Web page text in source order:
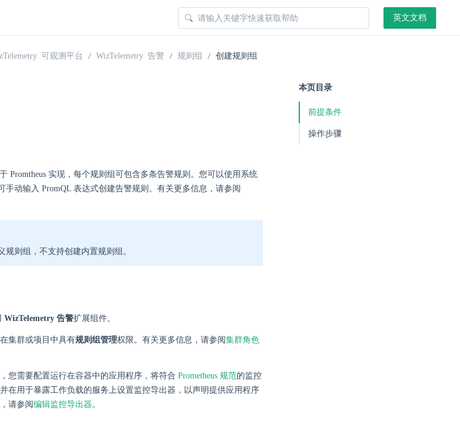
英文文档
可观测平台 WizTelemetry 告警 规则组 创建规则组
Promtheus 实现，每个规则组可包含多条告警规则。您可以使用系统
手动输入 PromQL 表达式创建告警规则。有关更多信息，请参阅
规则组，不支持创建内置规则组。
WizTelemetry 告警扩展组件。
集群或项目中具有规则组管理权限。有关更多信息，请参阅集群角色
您需要配置运行在容器中的应用程序，将符合 Prometheus 规范的监控
在用于暴露工作负载的服务上设置监控导出器，以声明提供应用程序
请参阅编辑监控导出器。
本页目录
前提条件
操作步骤